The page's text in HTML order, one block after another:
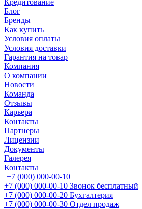
Кредитование
Блог
Бренды
Как купить
Условия оплаты
Условия доставки
Гарантия на товар
Компания
О компании
Новости
Команда
Отзывы
Карьера
Контакты
Партнеры
Лицензии
Документы
Галерея
Контакты
+7 (000) 000-00-10
+7 (000) 000-00-10 Звонок бесплатный
+7 (000) 000-00-20 Бухгалтерия
+7 (000) 000-00-30 Отдел продаж